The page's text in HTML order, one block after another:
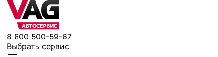
8 800 500-59-67
Выбрать сервис